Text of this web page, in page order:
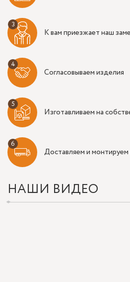
К вам приезжает наш
Согласовываем изделия
Изготавливаем на
Доставляем и монтируем
НАШИ ВИДЕО